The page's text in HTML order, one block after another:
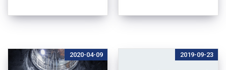
төслүүдийн
2020-04-09 2019-09-23